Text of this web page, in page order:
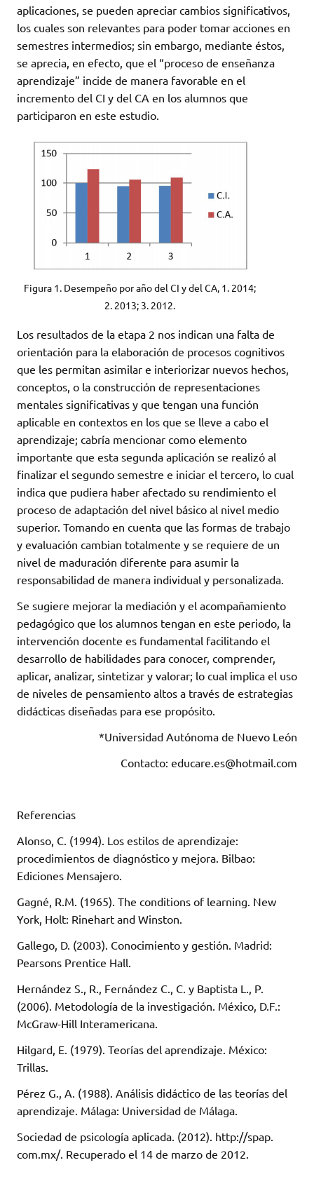
aplicaciones, se pueden apreciar cambios significativos,
los cuales son relevantes para poder tomar acciones en
semestres intermedios; sin embargo, mediante éstos,
se aprecia, en efecto, que el “proceso de enseñanza
aprendizaje” incide de manera favorable en el
incremento del CI y del CA en los alumnos que
participaron en este estudio.
Figura 1. Desempeño por año del CI y del CA, 1. 2014;
2. 2013; 3. 2012.
Los resultados de la etapa 2 nos indican una falta de
orientación para la elaboración de procesos cognitivos
que les permitan asimilar e interiorizar nuevos hechos,
conceptos, o la construcción de representaciones
mentales significativas y que tengan una función
aplicable en contextos en los que se lleve a cabo el
aprendizaje; cabría mencionar como elemento
importante que esta segunda aplicación se realizó al
finalizar el segundo semestre e iniciar el tercero, lo cual
indica que pudiera haber afectado su rendimiento el
proceso de adaptación del nivel básico al nivel medio
superior. Tomando en cuenta que las formas de trabajo
y evaluación cambian totalmente y se requiere de un
nivel de maduración diferente para asumir la
responsabilidad de manera individual y personalizada.
Se sugiere mejorar la mediación y el acompañamiento
pedagógico que los alumnos tengan en este periodo, la
intervención docente es fundamental facilitando el
desarrollo de habilidades para conocer, comprender,
aplicar, analizar, sintetizar y valorar; lo cual implica el uso
de niveles de pensamiento altos a través de estrategias
didácticas diseñadas para ese propósito.
*Universidad Autónoma de Nuevo León
Contacto: educare.es@hotmail.com
Referencias
Alonso, C. (1994). Los estilos de aprendizaje:
procedimientos de diagnóstico y mejora. Bilbao:
Ediciones Mensajero.
Gagné, R.M. (1965). The conditions of learning. New
York, Holt: Rinehart and Winston.
Gallego, D. (2003). Conocimiento y gestión. Madrid:
Pearsons Prentice Hall.
Hernández S., R., Fernández C., C. y Baptista L., P.
(2006). Metodología de la investigación. México, D.F.:
McGraw-Hill Interamericana.
Hilgard, E. (1979). Teorías del aprendizaje. México:
Trillas.
Pérez G., A. (1988). Análisis didáctico de las teorías del
aprendizaje. Málaga: Universidad de Málaga.
Sociedad de psicología aplicada. (2012). http://spap.
com.mx/. Recuperado el 14 de marzo de 2012.